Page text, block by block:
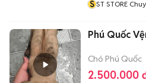
S ST STORE
Phú Quốc
Chó Phú Quốc
2.500.000